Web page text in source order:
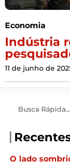
Economia
Indústria
11 de junho de
O lado